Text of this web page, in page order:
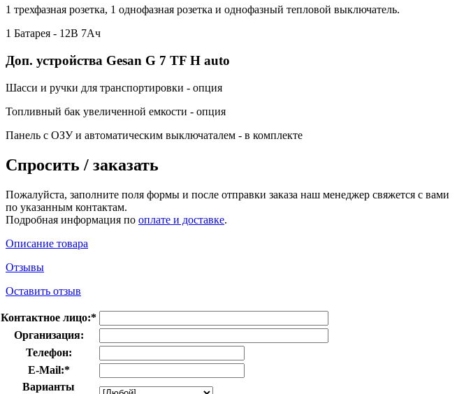
1 трехфазная розетка, 1 однофазная розетка и однофазный тепловой выключатель.
1 Батарея - 12В 7Ач
Доп. устройства Gesan G 7 TF H auto
Шасси и ручки для транспортировки - опция
Топливный бак увеличенной емкости - опция
Панель с ОЗУ и автоматическим выключаталем - в комплекте
Спросить / заказать
Пожалуйста, заполните поля формы и после отправки заказа наш менеджер свяжется с вами
по указанным контактам.
Подробная информация по оплате и доставке.
Описание товара
Отзывы
Оставить отзыв
Контактное лицо:*
Организация:
Телефон:
E-Mail:*
Варианты